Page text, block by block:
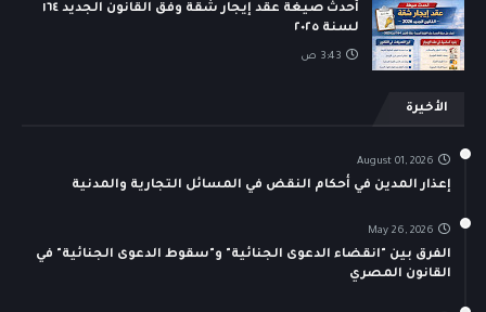
أحدث صيغة عقد إيجار شقة وفق القانون الجديد ١٦٤
لسنة ٢٠٢٥
3:43 ص
الأخيرة
August 01, 2026
إعذار المدين في أحكام النقض في المسائل التجارية والمدنية
May 26, 2026
الفرق بين "انقضاء الدعوى الجنائية" و"سقوط الدعوى الجنائية" في
القانون المصري